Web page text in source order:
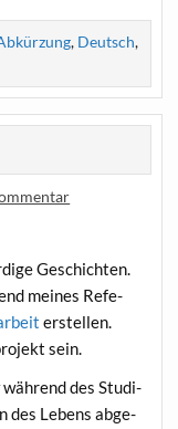
, Deutsch,
Geschich­ten.
mei­nes Refe­
erstel­len.
sein.
wäh­rend des Stu­di­
des Lebens abge­